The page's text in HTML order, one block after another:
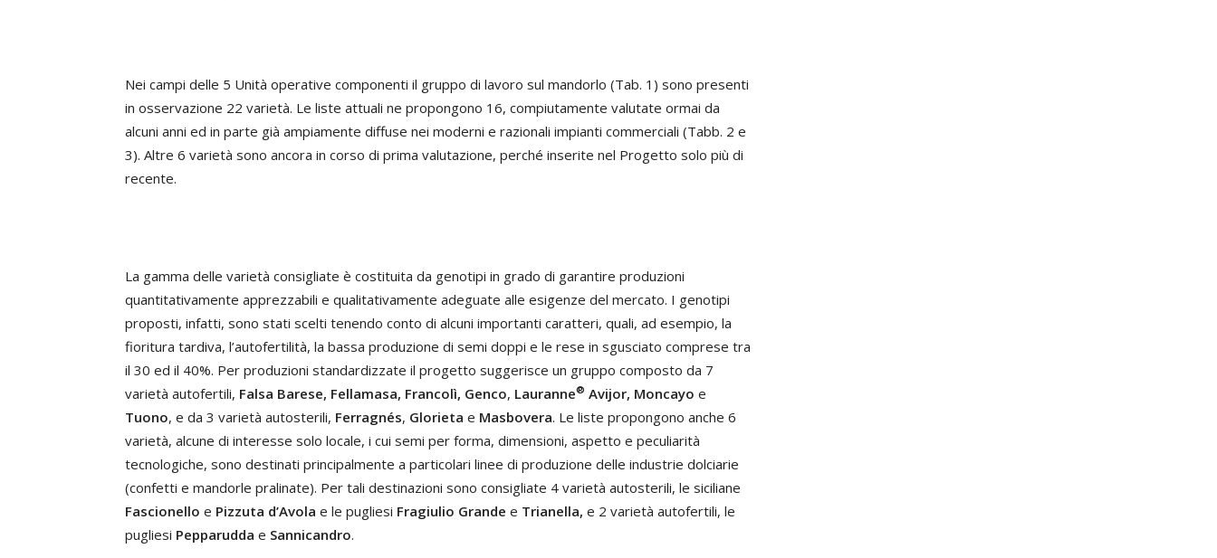
Nei campi delle 5 Unità operative componenti il gruppo di lavoro sul mandorlo (Tab. 1) sono presenti
in osservazione 22 varietà. Le liste attuali ne propongono 16, compiutamente valutate ormai da
alcuni anni ed in parte già ampiamente diffuse nei moderni e razionali impianti commerciali (Tabb. 2 e
3). Altre 6 varietà sono ancora in corso di prima valutazione, perché inserite nel Progetto solo più di
recente.
La gamma delle varietà consigliate è costituita da genotipi in grado di garantire produzioni
quantitativamente apprezzabili e qualitativamente adeguate alle esigenze del mercato. I genotipi
proposti, infatti, sono stati scelti tenendo conto di alcuni importanti caratteri, quali, ad esempio, la
fioritura tardiva, l’autofertilità, la bassa produzione di semi doppi e le rese in sgusciato comprese tra
il 30 ed il 40%. Per produzioni standardizzate il progetto suggerisce un gruppo composto da 7
varietà autofertili, Falsa Barese, Fellamasa, Francolì, Genco, Lauranne® Avijor, Moncayo e
Tuono, e da 3 varietà autosterili, Ferragnés, Glorieta e Masbovera. Le liste propongono anche 6
varietà, alcune di interesse solo locale, i cui semi per forma, dimensioni, aspetto e peculiarità
tecnologiche, sono destinati principalmente a particolari linee di produzione delle industrie dolciarie
(confetti e mandorle pralinate). Per tali destinazioni sono consigliate 4 varietà autosterili, le siciliane
Fascionello e Pizzuta d’Avola e le pugliesi Fragiulio Grande e Trianella, e 2 varietà autofertili, le
pugliesi Pepparudda e Sannicandro.